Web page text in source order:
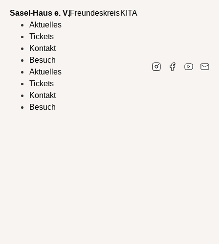
Sasel-Haus e. V.FreundeskreisKITA
Aktuelles
Tickets
Kontakt
Besuch
Aktuelles
Tickets
Kontakt
Besuch